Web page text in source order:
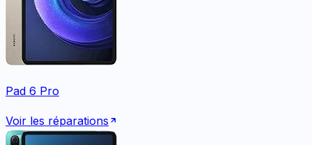
Pad 6 Pro
Voir les réparations